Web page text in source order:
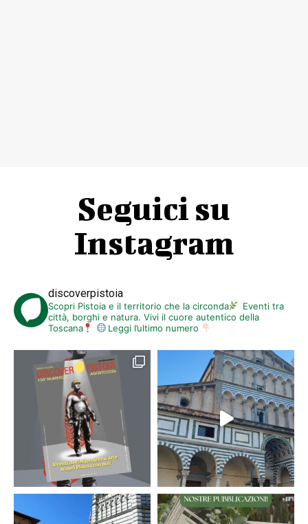
Seguici su
Instagram
discoverpistoia
Scopri Pistoia e il territorio che la circonda
Eventi tra
città, borghi e natura. Vivi il cuore autentico della
Toscana
Leggi l’ultimo numero